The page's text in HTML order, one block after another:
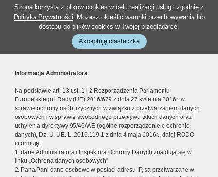
Strona korzysta z plików cookies w celu realizacji usług i zgodnie z
Polityką Prywatności. Możesz określić warunki przechowywania lub
dostępu do plików cookies w Twojej przeglądarce.
Akceptuję ciasteczka
Informacja Administratora
Na podstawie art. 13 ust. 1 i 2 Rozporządzenia Parlamentu
Europejskiego i Rady (UE) 2016/679 z dnia 27 kwietnia 2016r. w
sprawie ochrony osób fizycznych w związku z przetwarzaniem danych
osobowych i w sprawie swobodnego przepływu takich danych oraz
uchylenia dyrektywy 95/46/WE (ogólne rozporządzenie o ochronie
danych), Dz. U. UE. L. 2016.119.1 z dnia 4 maja 2016r., dalej RODO
informuję:
1. dane Administratora i Inspektora Ochrony Danych znajdują się w
linku „Ochrona danych osobowych”,
2. Pana/Pani dane osobowe w postaci adresu IP, są przetwarzane w